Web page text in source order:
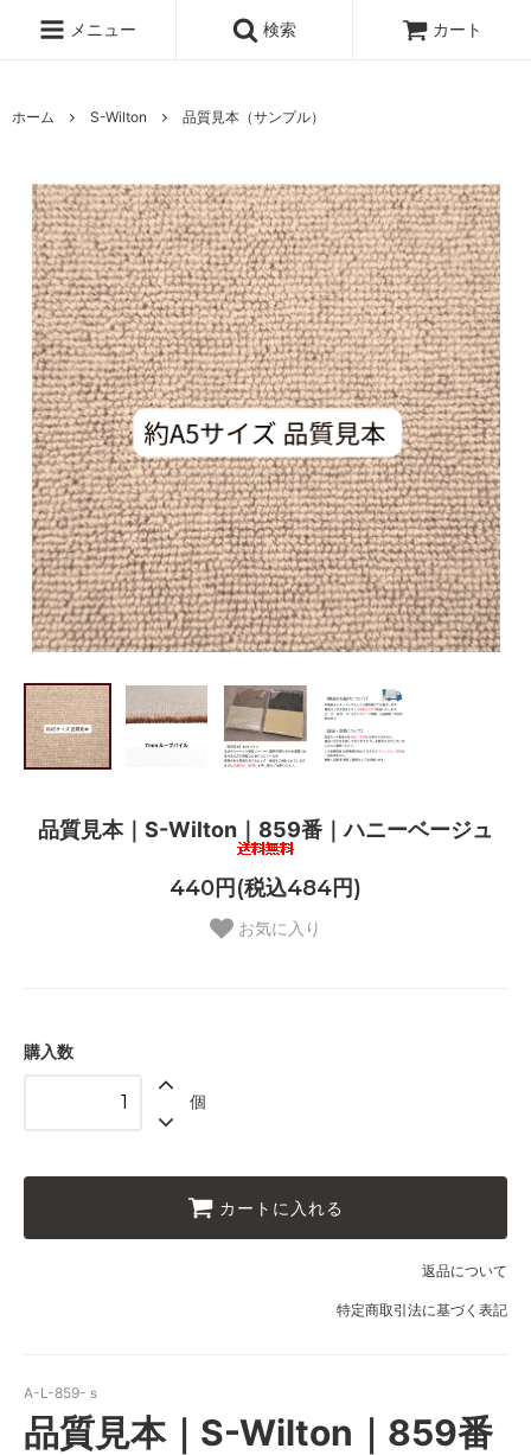
メニュー 検索 カート
ホーム S-Wilton 品質見本（サンプル）
品質見本｜S-Wilton｜859番｜ハニーベージュ
440円(税込484円)
お気に入り
購入数
個
カートに入れる
返品について
特定商取引法に基づく表記
A-L-859-ｓ
品質見本｜S-Wilton｜859番